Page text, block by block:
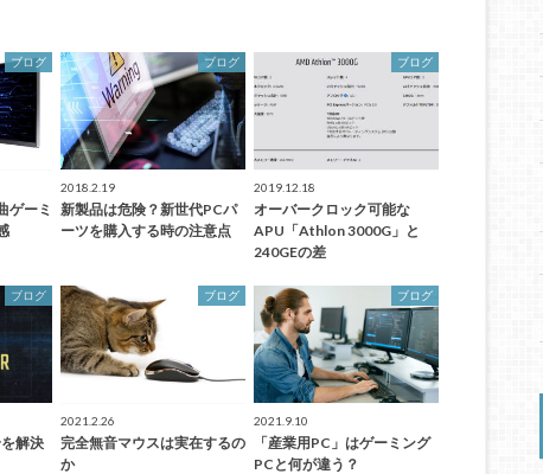
ブログ
ゲーミ
ブログ
2018.2.19
新製品は危険？新世代PCパ
ーツを購入する時の注意点
ブログ
2019.12.18
オーバークロック可能な
APU「Athlon 3000G」と
240GEの差
ブログ
解決
ブログ
2021.2.26
完全無音マウスは実在するの
か
ブログ
2021.9.10
「産業用PC」はゲーミング
PCと何が違う？